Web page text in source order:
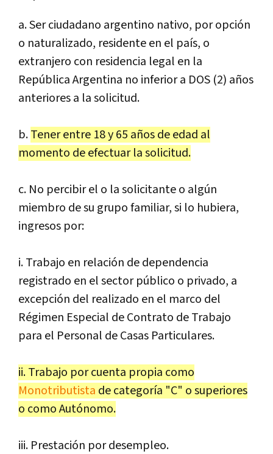
a. Ser ciudadano argentino nativo, por opción
o naturalizado, residente en el país, o
extranjero con residencia legal en la
República Argentina no inferior a DOS (2) años
anteriores a la solicitud.
b.Tener entre 18 y 65 años de edad al
momento de efectuar la solicitud.
c. No percibir el o la solicitante o algún
miembro de su grupo familiar, si lo hubiera,
ingresos por:
i. Trabajo en relación de dependencia
registrado en el sector público o privado, a
excepción del realizado en el marco del
Régimen Especial de Contrato de Trabajo
para el Personal de Casas Particulares.
ii. Trabajo por cuenta propia como
Monotributista de categoría "C" o superiores
o como Autónomo.
iii. Prestación por desempleo.